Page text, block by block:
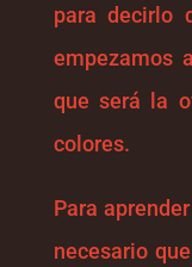
para decirlo
empezamos
que será la
colores.
Para aprender
necesario